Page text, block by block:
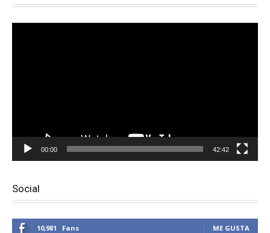
00:00 42:42
Social
10,981 Fans ME GUSTA